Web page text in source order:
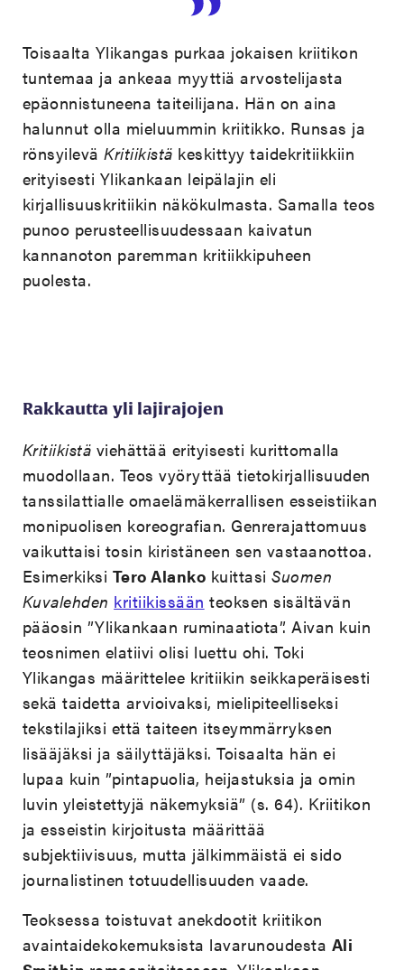
Toisaalta Ylikangas purkaa jokaisen kriitikon
tuntemaa ja ankeaa myyttiä arvostelijasta
epäonnistuneena taiteilijana. Hän on aina
halunnut olla mieluummin kriitikko. Runsas ja
rönsyileväKritiikistä keskittyy taidekritiikkiin
erityisesti Ylikankaan leipälajin eli
kirjallisuuskritiikin näkökulmasta. Samalla teos
punoo perusteellisuudessaan kaivatun
kannanoton paremman kritiikkipuheen
puolesta.
Rakkautta yli lajirajojen
Kritiikistä viehättää erityisesti kurittomalla
muodollaan. Teos vyöryttää tietokirjallisuuden
tanssilattialle omaelämäkerrallisen esseistiikan
monipuolisen koreografian. Genrerajattomuus
vaikuttaisi tosin kiristäneen sen vastaanottoa.
Esimerkiksi Tero Alanko kuittasiSuomen
Kuvalehden kritiikissään teoksen sisältävän
pääosin ”Ylikankaan ruminaatiota”. Aivan kuin
teosnimen elatiivi olisi luettu ohi. Toki
Ylikangas määrittelee kritiikin seikkaperäisesti
sekä taidetta arvioivaksi, mielipiteelliseksi
tekstilajiksi että taiteen itseymmärryksen
lisääjäksi ja säilyttäjäksi. Toisaalta hän ei
lupaa kuin ”pintapuolia, heijastuksia ja omin
luvin yleistettyjä näkemyksiä” (s. 64). Kriitikon
ja esseistin kirjoitusta määrittää
subjektiivisuus, mutta jälkimmäistä ei sido
journalistinen totuudellisuuden vaade.
Teoksessa toistuvat anekdootit kriitikon
avaintaidekokemuksista lavarunoudesta Ali